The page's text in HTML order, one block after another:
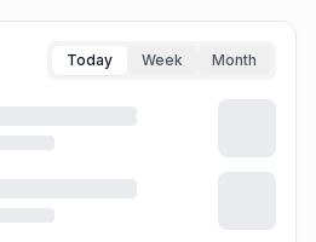
Today Week Month